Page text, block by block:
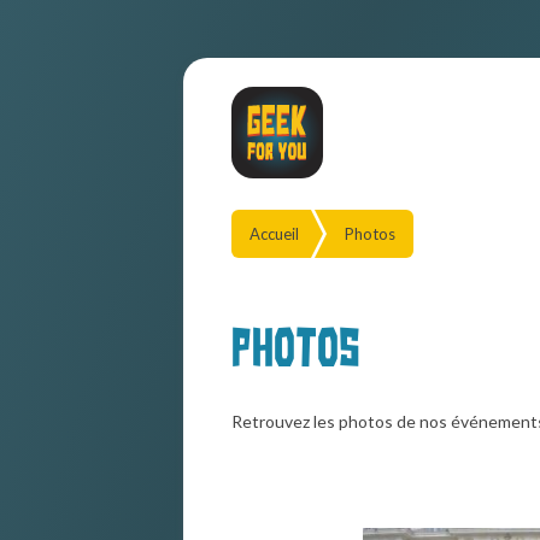
Accueil Photos
Photos
Retrouvez les photos de nos